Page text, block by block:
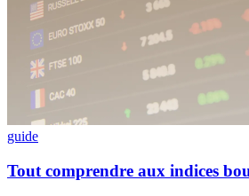
guide
Tout comprendre aux indices